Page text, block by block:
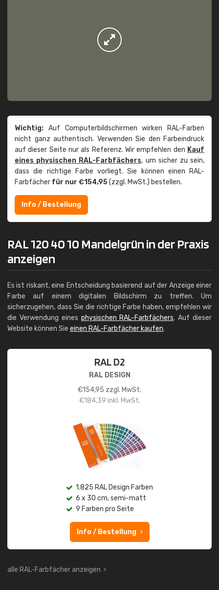
Wichtig: Auf Computerbildschirmen wirken RAL-Farben
nicht ganz authentisch. Verwenden Sie den Farbeindruck
auf dieser Seite nur als Referenz. Wir empfehlen den Kauf
eines physischen RAL-Farbfächers, um sicher zu sein,
dass die richtige Farbe vorliegt. Sie können einen RAL-
Farbfächer für nur €154,95(zzgl. MwSt.) bestellen.
Info / Bestellung
RAL 120 40 10 Mandelgrün in der Praxis
anzeigen
Es ist riskant, eine Entscheidung basierend auf der Anzeige einer
Farbe auf einem digitalen Bildschirm zu treffen. Um
sicherzugehen, dass Sie die richtige Farbe haben, empfehlen wir
die Verwendung eines physischen RAL-Farbfächers. Auf dieser
Website können Sie einen RAL-Farbfächer kaufen.
RAL D2
RAL DESIGN
€154,95 zzgl. MwSt.
€184,39 inkl. MwSt.
1.825 RAL Design Farben
6 x 30 cm, semi-matt
9 Farben pro Seite
Info / Bestellung
alle RAL-Farbfächer anzeigen